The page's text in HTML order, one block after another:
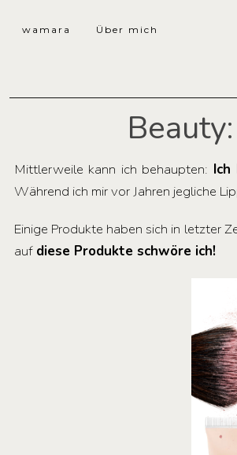
wamara Über mich
Mittlerweile kann ich behaupten:
Während ich mir vor Jahren jegliche
Einige Produkte haben sich in letzter
auf diese Produkte schwöre ich!